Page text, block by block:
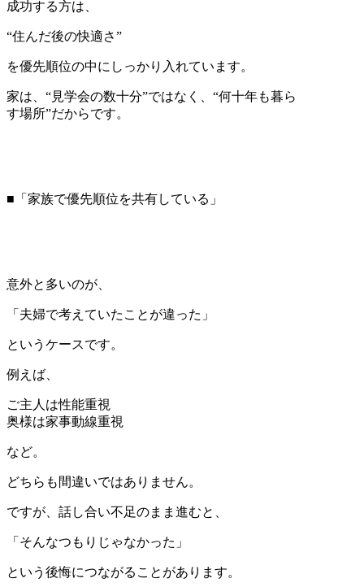
成功する方は、
“住んだ後の快適さ”
を優先順位の中にしっかり入れています。
家は、“見学会の数十分”ではなく、“何十年も暮ら
す場所”だからです。
■「家族で優先順位を共有している」
意外と多いのが、
「夫婦で考えていたことが違った」
というケースです。
例えば、
ご主人は性能重視
奥様は家事動線重視
など。
どちらも間違いではありません。
ですが、話し合い不足のまま進むと、
「そんなつもりじゃなかった」
という後悔につながることがあります。